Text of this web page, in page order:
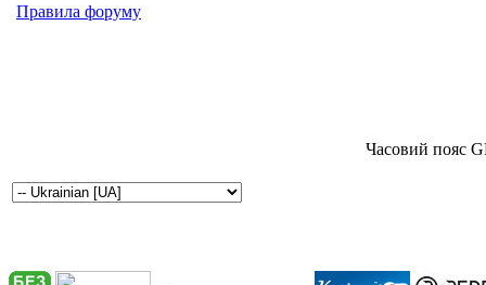
Правила форуму
Часовий пояс